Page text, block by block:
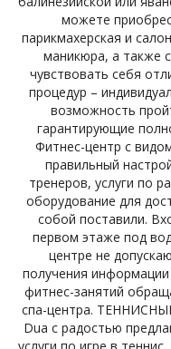
можете
парикмахерская и
маникюра, а также
чувствовать себя
процедур –
возможность
гарантирующие
Фитнес-центр с
правильный
тренеров, услуги по
оборудование для
собой поставили.
первом этаже под
центре не
получения
фитнес-занятий
спа-центра.
Dua с радостью